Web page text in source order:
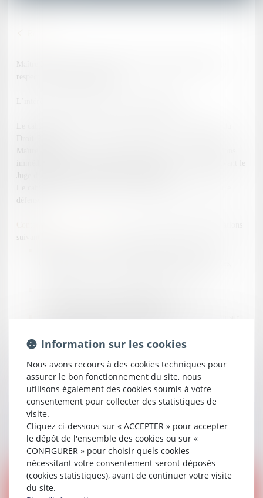
Maître PIAZZON vous reçoit dans son cabinet toujours dans le
respect du secret professionnel.
L’intérêt est de préparer aux mieux votre Défense
Le cabinet intervient de manière quotidienne dans le domaine du
Droit Pénal.
Maître PIAZZON est à vos côtés en garde à vue, en comparutions
immédiates, devant le Tribunal Correctionnel ou de Police, devant le
Juge d’Instruction ou devant la Cour d'assises.
Le cabinet se déplace au parloir afin de préparer avec vous votre
défense.
suivantes :
Je suis convoqué à une audience de CRPC (Comparution sur
J’ai perdu mon permis
Actualités
Information sur les cookies
Nous avons recours à des cookies techniques pour
assurer le bon fonctionnement du site, nous
utilisons également des cookies soumis à votre
consentement pour collecter des statistiques de
visite.
Cliquez ci-dessous sur « ACCEPTER » pour accepter
le dépôt de l'ensemble des cookies ou sur «
CONFIGURER » pour choisir quels cookies
nécessitant votre consentement seront déposés
(cookies statistiques), avant de continuer votre visite
du site.